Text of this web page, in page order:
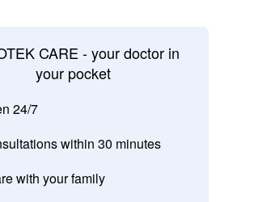
CARE - your doctor in
your pocket
24/7
within 30 minutes
with your family